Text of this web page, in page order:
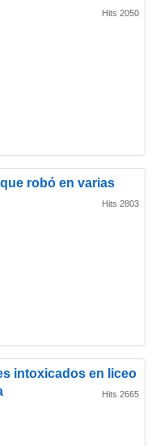
Hits 2050
robó en varias
Hits 2803
intoxicados en liceo
Hits 2665